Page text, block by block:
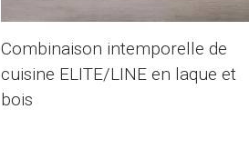
Combinaison intemporelle de
cuisine ELITE/LINE en laque et
bois